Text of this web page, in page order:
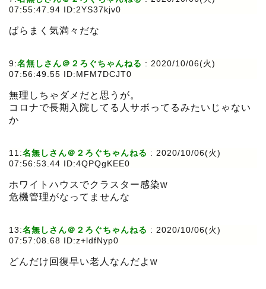
07:55:47.94 ID:2YS37kjv0
ばらまく気満々だな
9:名無しさん＠２ろぐちゃんねる : 2020/10/06(火)
07:56:49.55 ID:MFM7DCJT0
無理しちゃダメだと思うが。
コロナで長期入院してる人サボってるみたいじゃない
か
11:名無しさん＠２ろぐちゃんねる : 2020/10/06(火)
07:56:53.44 ID:4QPQgKEE0
ホワイトハウスでクラスター感染w
危機管理がなってませんな
13:名無しさん＠２ろぐちゃんねる : 2020/10/06(火)
07:57:08.68 ID:z+ldfNyp0
どんだけ回復早い老人なんだよw